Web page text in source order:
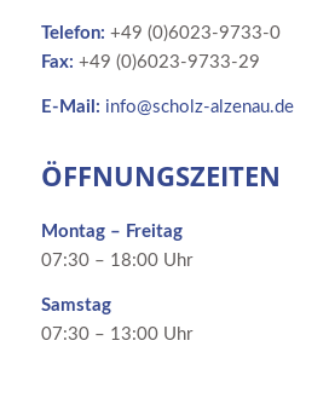
Telefon: +49 (0)6023-9733-0
Fax: +49 (0)6023-9733-29
E-Mail: info@scholz-alzenau.de
ÖFFNUNGSZEITEN
Montag – Freitag
07:30 – 18:00 Uhr
Samstag
07:30 – 13:00 Uhr